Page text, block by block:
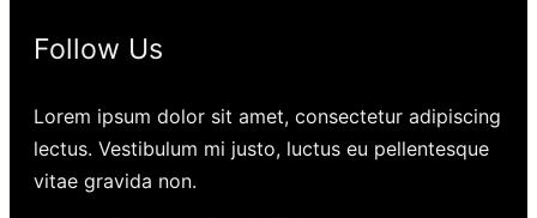
Follow Us
Lorem ipsum dolor sit amet, consectetur adipiscing
lectus. Vestibulum mi justo, luctus eu pellentesque
vitae gravida non.